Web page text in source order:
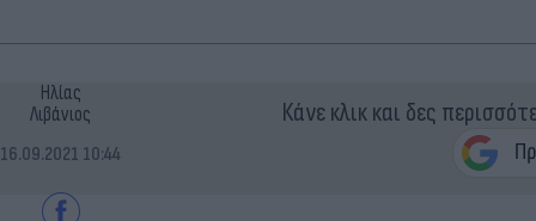
Ηλίας
Λιβάνιος
16.09.2021 10:44
Κάνε κλικ και δες